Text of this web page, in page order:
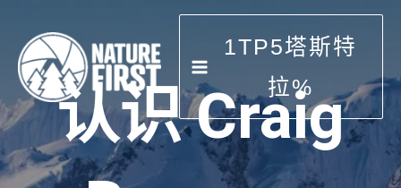
1TP5塔斯特
拉%
认识 Craig